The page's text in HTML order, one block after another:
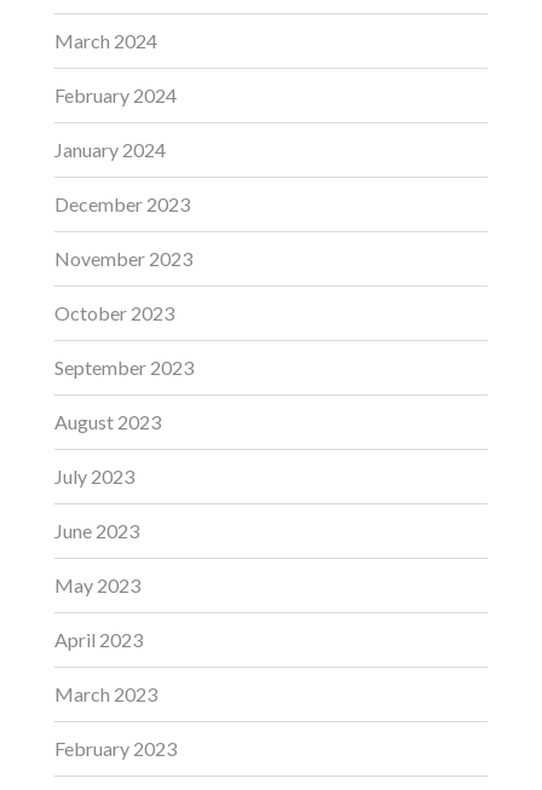
March 2024
February 2024
January 2024
December 2023
November 2023
October 2023
September 2023
August 2023
July 2023
June 2023
May 2023
April 2023
March 2023
February 2023